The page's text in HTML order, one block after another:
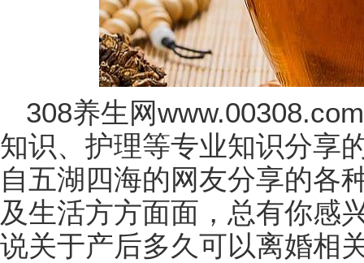
308养生网
知识、护理等专业知识分享
自五湖四海的网友分享的各
及生活方方面面，总有你感
说关于产后多久可以离婚相